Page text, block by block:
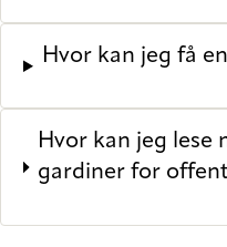
Hvor kan jeg få
Hvor kan jeg lese
gardiner for